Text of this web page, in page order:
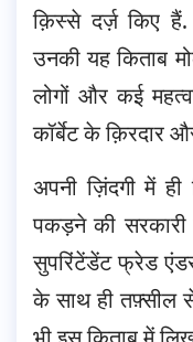
क़िस्से दर्ज़ किए हैं.
उनकी यह किताब
लोगों और कई
कॉर्बेट के क़िरदार
अपनी ज़िंदगी में
पकड़ने की सरकारी
सुपरिंटेंडेंट फ्रेड
के साथ ही तफ़्सील